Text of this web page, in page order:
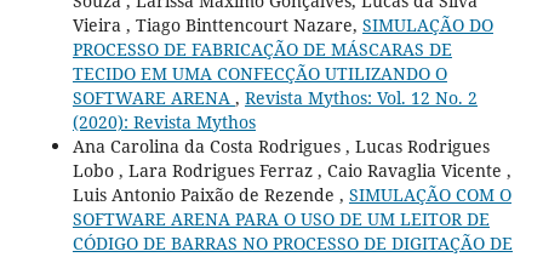
Vieira , Tiago Binttencourt Nazare, SIMULAÇÃO DO
PROCESSO DE FABRICAÇÃO DE MÁSCARAS DE
TECIDO EM UMA CONFECÇÃO UTILIZANDO O
SOFTWARE ARENA , Revista Mythos: Vol. 12 No. 2
(2020): Revista Mythos
Ana Carolina da Costa Rodrigues , Lucas Rodrigues
Lobo , Lara Rodrigues Ferraz , Caio Ravaglia Vicente ,
Luis Antonio Paixão de Rezende , SIMULAÇÃO COM O
SOFTWARE ARENA PARA O USO DE UM LEITOR DE
CÓDIGO DE BARRAS NO PROCESSO DE DIGITAÇÃO DE